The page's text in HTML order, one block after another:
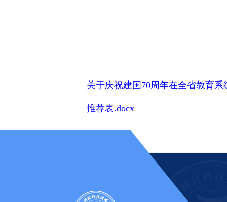
关于庆祝建国70周年在全省教育
推荐表.docx